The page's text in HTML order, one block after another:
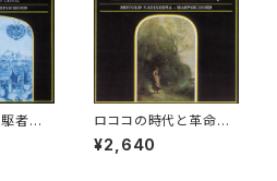
者た
子】
ロココの時代と革命前
夜の音楽 【演奏：鍋島
元子】
¥2,640